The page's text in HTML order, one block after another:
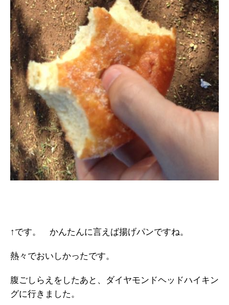
↑です。 かんたんに言えば揚げパンですね。
熱々でおいしかったです。
腹ごしらえをしたあと、ダイヤモンドヘッドハイキン
グに行きました。